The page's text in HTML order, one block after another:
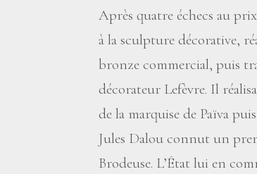
Après quatre échecs au
à la sculpture décorative,
bronze commercial, puis
décorateur Lefèvre. Il
de la marquise de Païva
Jules Dalou connut un
Brodeuse. L’État lui en